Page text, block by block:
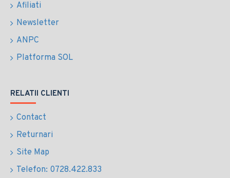
Afiliati
Newsletter
ANPC
Platforma SOL
RELATII CLIENTI
Contact
Returnari
Site Map
Telefon: 0728.422.833